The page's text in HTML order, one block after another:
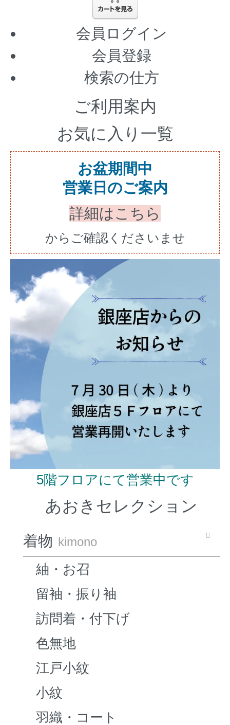
会員ログイン
会員登録
検索の仕方
ご利用案内
お気に入り一覧
お盆期間中
営業日のご案内
詳細はこちら
からご確認くださいませ
5階フロアにて営業中です
あおきセレクション
着物 kimono
紬・お召
留袖・振り袖
訪問着・付下げ
色無地
江戸小紋
小紋
羽織・コート